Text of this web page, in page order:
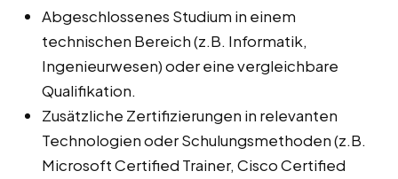
Abgeschlossenes Studium in einem
technischen Bereich (z.B. Informatik,
Ingenieurwesen) oder eine vergleichbare
Qualifikation.
Zusätzliche Zertifizierungen in relevanten
Technologien oder Schulungsmethoden (z.B.
Microsoft Certified Trainer, Cisco Certified